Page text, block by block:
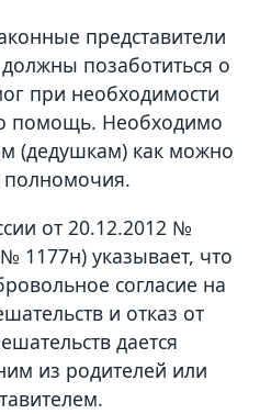
представители
позаботиться о
при необходимости
помощь. Необходимо
(дедушкам) как можно
полномочия.
от 20.12.2012 №
1177н) указывает, что
согласие на
и отказ от
дается
из родителей или